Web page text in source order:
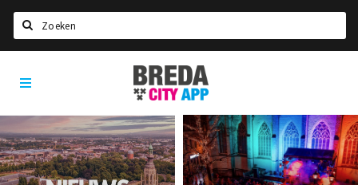
Home
Agenda
Deals
Party pics
Breda
City
App